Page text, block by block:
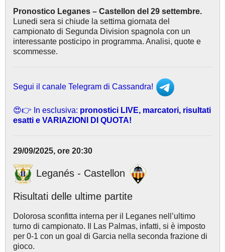
Pronostico Leganes – Castellon del 29 settembre.
Lunedi sera si chiude la settima giornata del
campionato di Segunda Division spagnola con un
interessante posticipo in programma. Analisi, quote e
scommesse.
Segui il canale Telegram di Cassandra!
😍👉 In esclusiva: pronostici LIVE, marcatori, risultati
esatti e VARIAZIONI DI QUOTA!
29/09/2025, ore 20:30
Leganés - Castellon
Risultati delle ultime partite
Dolorosa sconfitta interna per il Leganes nell’ultimo
turno di campionato. Il Las Palmas, infatti, si è imposto
per 0-1 con un goal di Garcia nella seconda frazione di
gioco.